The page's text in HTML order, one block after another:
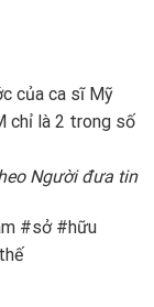
của ca sĩ Mỹ
chỉ là 2 trong số
Người đưa tin
#sở #hữu